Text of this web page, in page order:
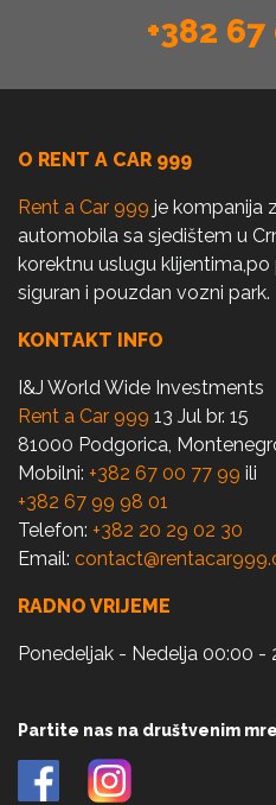
+382
O RENT A CAR 999
Rent a Car 999 je kompanija
automobila sa sjedištem u
korektnu uslugu
siguran i pouzdan vozni park.
KONTAKT INFO
I&J World Wide Investments
Rent a Car 999 13 Jul br. 15
81000 Podgorica,
Mobilni: +382 67 00 77 99 ili
+382 67 99 98 01
Telefon: +382 20 29 02 30
Email:
RADNO VRIJEME
Ponedeljak - Nedelja 00:00 -
Partite nas na društvenim